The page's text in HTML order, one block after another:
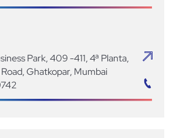
Park, 409 -411, 4ª Planta,
Ghatkopar, Mumbai